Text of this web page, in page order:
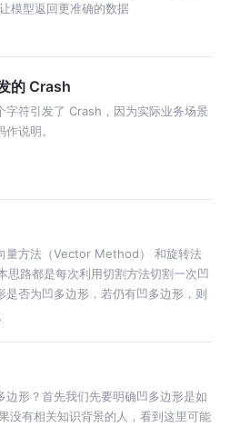
模型返回更准确的数据
的 Crash
字符引发了 Crash，因为实际业务场景
说明。
量方法（Vector Method） 和旋转法
思路都是每次利用切割方法切割一次凹
是否为凹多边形，若仍有凹多边形，则
置知识：如何判断任意多边形是否为…
形？首先我们先要明确凹多边形是如
没有相关知识背景的人，看到这里可能